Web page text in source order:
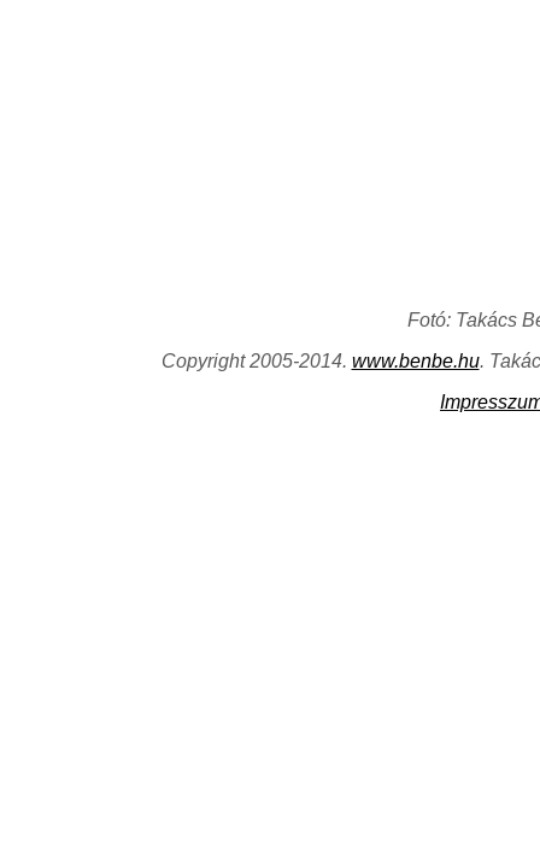
Fotó: Takács
Copyright 2005-2014. www.benbe.hu.